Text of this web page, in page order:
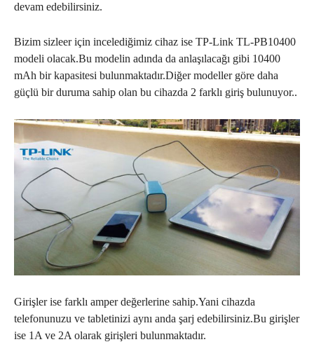
devam edebilirsiniz.
Bizim sizleer için incelediğimiz cihaz ise TP-Link TL-PB10400
modeli olacak.Bu modelin adında da anlaşılacağı gibi 10400
mAh bir kapasitesi bulunmaktadır.Diğer modeller göre daha
güçlü bir duruma sahip olan bu cihazda 2 farklı giriş bulunuyor..
Girişler ise farklı amper değerlerine sahip.Yani cihazda
telefonunuzu ve tabletinizi aynı anda şarj edebilirsiniz.Bu girişler
ise 1A ve 2A olarak girişleri bulunmaktadır.